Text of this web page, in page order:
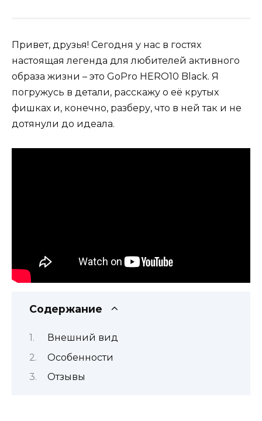
Привет, друзья! Сегодня у нас в гостях
настоящая легенда для любителей активного
образа жизни – это GoPro HERO10 Black. Я
погружусь в детали, расскажу о её крутых
фишках и, конечно, разберу, что в ней так и не
дотянули до идеала.
Содержание
Внешний вид
Особенности
Отзывы